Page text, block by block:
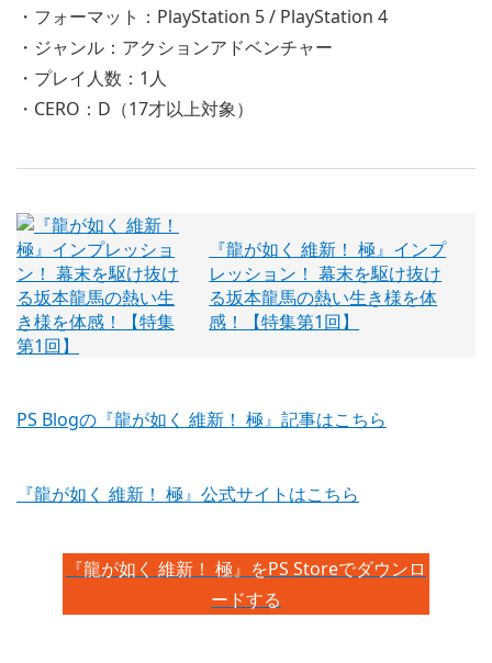
・フォーマット：PlayStation 5 / PlayStation 4
・ジャンル：アクションアドベンチャー
・プレイ人数：1人
・CERO：D（17才以上対象）
『龍が如く 維新！ 極』インプ
レッション！ 幕末を駆け抜け
る坂本龍馬の熱い生き様を体
感！【特集第1回】
PS Blogの『龍が如く 維新！ 極』記事はこちら
『龍が如く 維新！ 極』公式サイトはこちら
『龍が如く 維新！ 極』をPS Storeでダウンロ
ードする